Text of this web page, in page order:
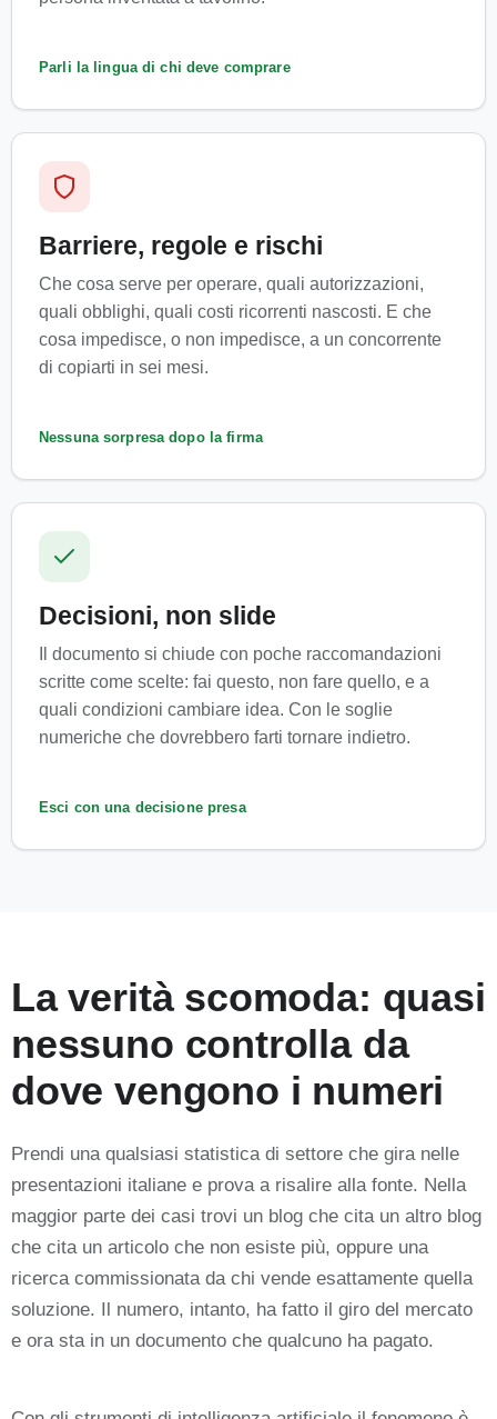
Parli la lingua di chi deve comprare
Barriere, regole e rischi
Che cosa serve per operare, quali autorizzazioni,
quali obblighi, quali costi ricorrenti nascosti. E che
cosa impedisce, o non impedisce, a un concorrente
di copiarti in sei mesi.
Nessuna sorpresa dopo la firma
Decisioni, non slide
Il documento si chiude con poche raccomandazioni
scritte come scelte: fai questo, non fare quello, e a
quali condizioni cambiare idea. Con le soglie
numeriche che dovrebbero farti tornare indietro.
Esci con una decisione presa
La verità scomoda: quasi
nessuno controlla da
dove vengono i numeri
Prendi una qualsiasi statistica di settore che gira nelle
presentazioni italiane e prova a risalire alla fonte. Nella
maggior parte dei casi trovi un blog che cita un altro blog
che cita un articolo che non esiste più, oppure una
ricerca commissionata da chi vende esattamente quella
soluzione. Il numero, intanto, ha fatto il giro del mercato
e ora sta in un documento che qualcuno ha pagato.